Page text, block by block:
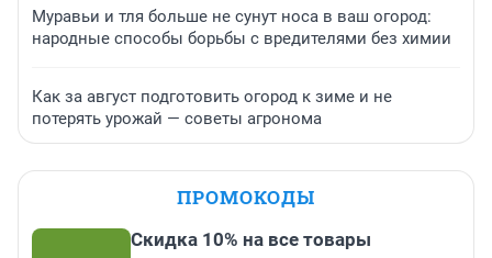
Муравьи и тля больше не сунут носа в ваш огород:
народные способы борьбы с вредителями без химии
Как за август подготовить огород к зиме и не
потерять урожай — советы агронома
ПРОМОКОДЫ
Скидка 10% на все товары